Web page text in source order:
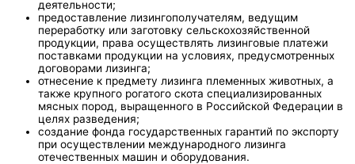
деятельности;
предоставление лизингополучателям, ведущим
переработку или заготовку сельскохозяйственной
продукции, права осуществлять лизинговые платежи
поставками продукции на условиях, предусмотренных
договорами лизинга;
отнесение к предмету лизинга племенных животных, а
также крупного рогатого скота специализированных
мясных пород, выращенного в Российской Федерации в
целях разведения;
создание фонда государственных гарантий по экспорту
при осуществлении международного лизинга
отечественных машин и оборудования.